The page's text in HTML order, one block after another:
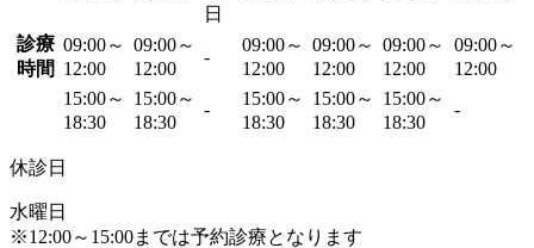
日
診療
時間
09:00～
12:00
09:00～
12:00
-
09:00～
12:00
09:00～
12:00
09:00～
12:00
09:00～
12:00
15:00～
18:30
15:00～
18:30
-
15:00～
18:30
15:00～
18:30
15:00～
18:30
-
休診日
水曜日
※12:00～15:00までは予約診療となります